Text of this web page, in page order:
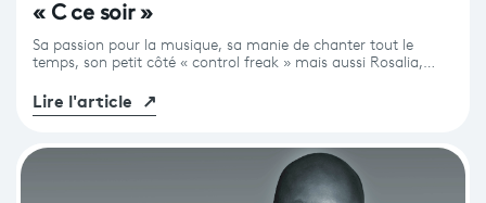
« C ce soir »
Sa passion pour la musique, sa manie de chanter tout le
temps, son petit côté « control freak » mais aussi Rosalia,…
Lire l'article ↗